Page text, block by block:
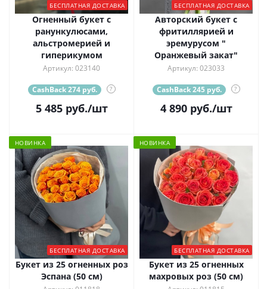
БЕСПЛАТНАЯ ДОСТАВКА
Огненный букет с
ранункулюсами,
альстромерией и
гиперикумом
Артикул: 023140
CashBack 274 руб. ?
5 485руб./шт
БЕСПЛАТНАЯ ДОСТАВКА
Авторский букет с
фритиллярией и
эремурусом "
Оранжевый закат"
Артикул: 023033
CashBack 245 руб. ?
4 890руб./шт
НОВИНКА
БЕСПЛАТНАЯ ДОСТАВКА
Букет из 25 огненных роз
Эспана (50 см)
НОВИНКА
БЕСПЛАТНАЯ ДОСТАВКА
Букет из 25 огненных
махровых роз (50 см)